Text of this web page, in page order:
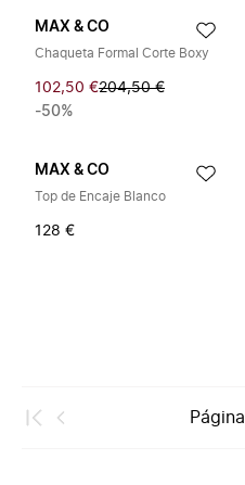
MAX & CO
Chaqueta Formal Corte Boxy
102,50 €204,50 €
-50%
MAX & CO
Top de Encaje Blanco
128 €
Página